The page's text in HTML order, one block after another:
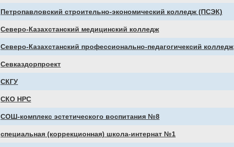
Петропавловский строительно-экономический колледж (ПСЭК)
Северо-Казахстанский медицинский колледж
Северо-Казахстанский профессионально-педагогичексий колледж
Севказдорпроект
СКГУ
СКО НРС
СОШ-комплекс эстетического воспитания №8
специальная (коррекционная) школа-интернат №1